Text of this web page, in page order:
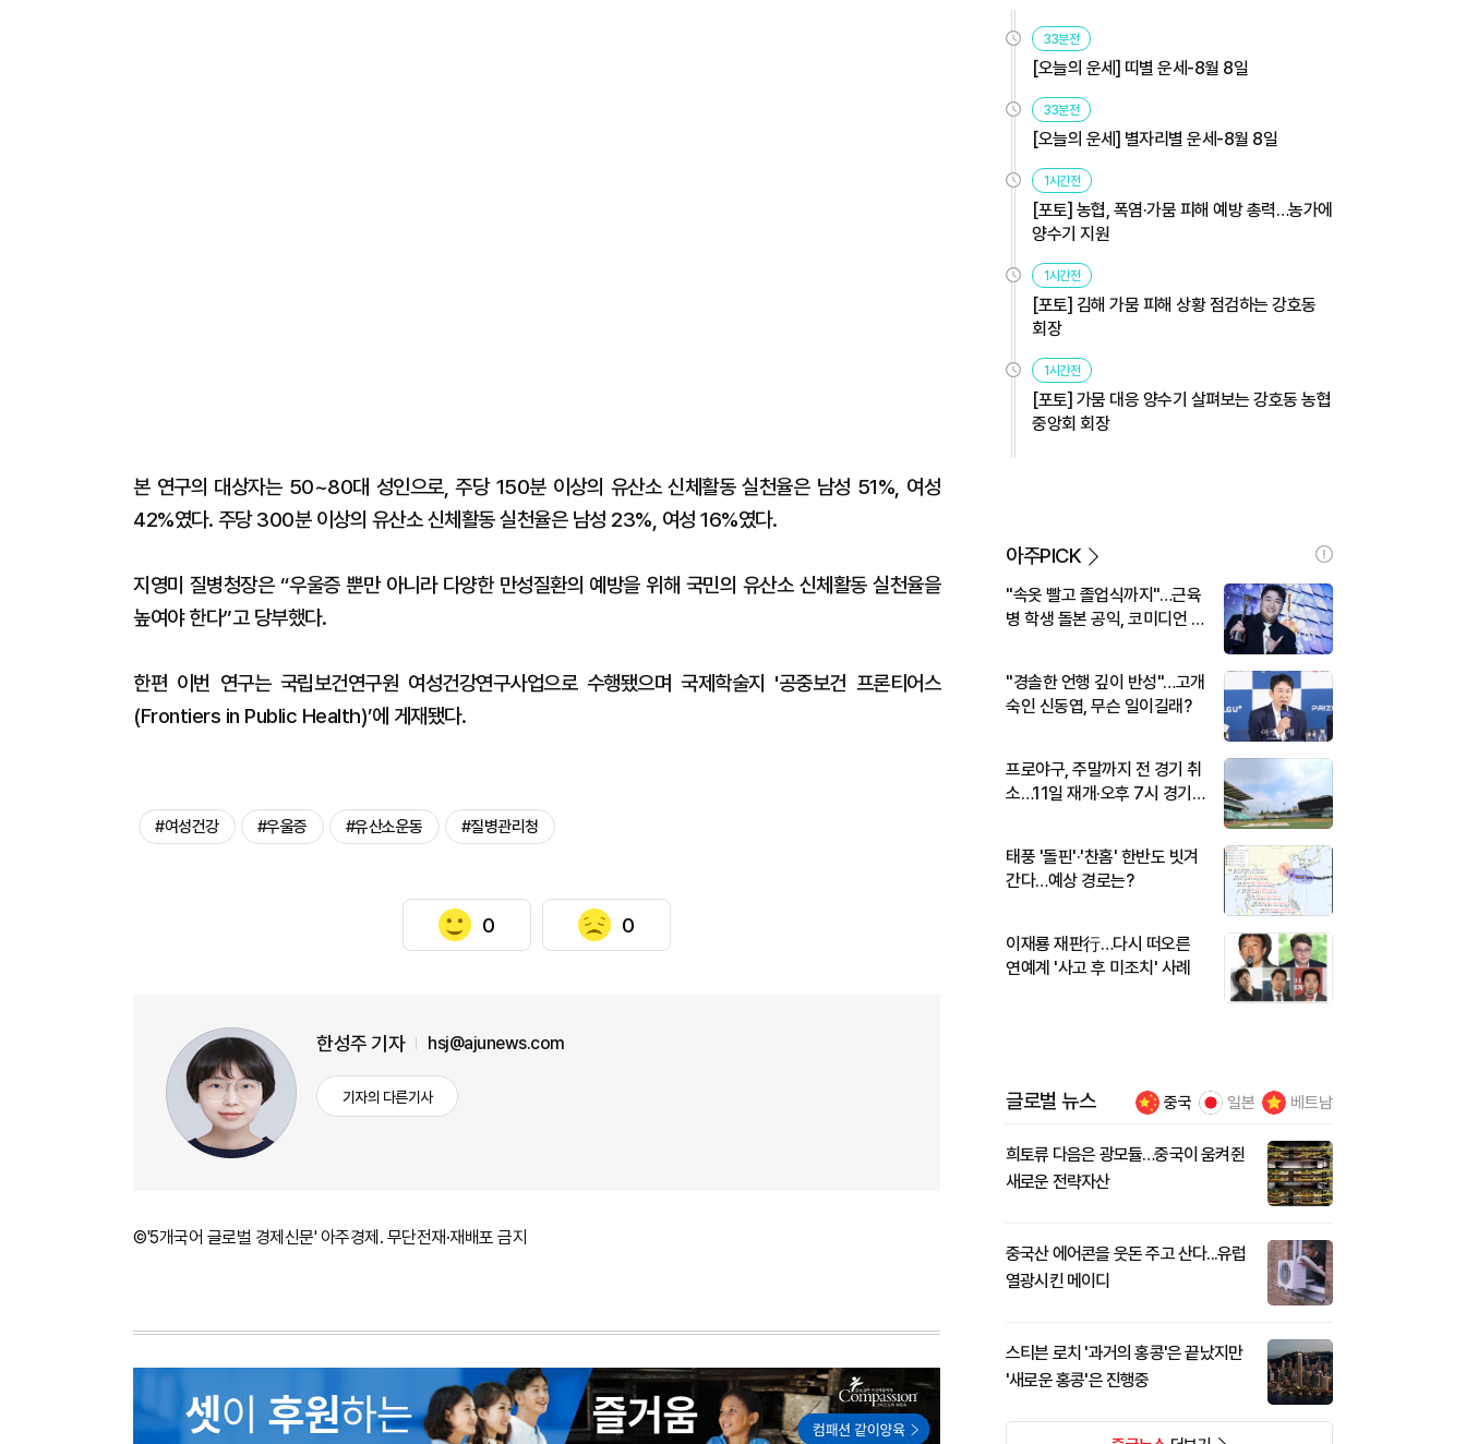
본 연구의 대상자는 50~80대 성인으로, 주당 150분 이상의 유산소 신체활동 실천율은 남성 51%, 여성
42%였다. 주당 300분 이상의 유산소 신체활동 실천율은 남성 23%, 여성 16%였다.
지영미 질병청장은 “우울증 뿐만 아니라 다양한 만성질환의 예방을 위해 국민의 유산소 신체활동 실천율을
높여야 한다”고 당부했다.
한편 이번 연구는 국립보건연구원 여성건강연구사업으로 수행됐으며 국제학술지 '공중보건 프론티어스
(Frontiers in Public Health)’에 게재됐다.
#여성건강 #우울증 #유산소운동 #질병관리청
0 0
한성주 기자 hsj@ajunews.com
기자의 다른기사
©'5개국어 글로벌 경제신문' 아주경제. 무단전재·재배포 금지
33분전
[오늘의 운세] 띠별 운세-8월 8일
33분전
[오늘의 운세] 별자리별 운세-8월 8일
1시간전
[포토] 농협, 폭염·가뭄 피해 예방 총력…농가에
양수기 지원
1시간전
[포토] 김해 가뭄 피해 상황 점검하는 강호동
회장
1시간전
[포토] 가뭄 대응 양수기 살펴보는 강호동 농협
중앙회 회장
아주PICK
"속옷 빨고 졸업식까지"…근육
병 학생 돌본 공익, 코미디언 김
"경솔한 언행 깊이 반성"…고개
숙인 신동엽, 무슨 일이길래?
프로야구, 주말까지 전 경기 취
소…11일 재개·오후 7시 경기
태풍 '돌핀'·'찬홈' 한반도 빗겨
간다…예상 경로는?
이재룡 재판行…다시 떠오른
연예계 '사고 후 미조치' 사례
글로벌 뉴스 중국 일본 베트남
희토류 다음은 광모듈…중국이 움켜쥔
새로운 전략자산
중국산 에어콘을 웃돈 주고 산다...유럽
열광시킨 메이디
스티븐 로치 '과거의 홍콩'은 끝났지만
'새로운 홍콩'은 진행중